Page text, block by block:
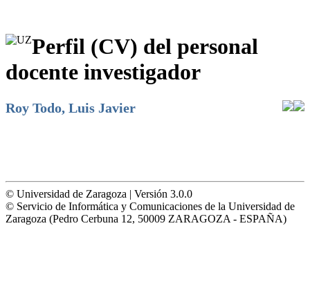
Perfil (CV) del personal
docente investigador
Roy Todo, Luis Javier
© Universidad de Zaragoza | Versión 3.0.0
© Servicio de Informática y Comunicaciones de la Universidad de
Zaragoza (Pedro Cerbuna 12, 50009 ZARAGOZA - ESPAÑA)